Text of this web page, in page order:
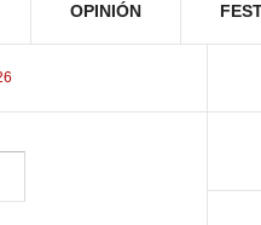
OPINIÓN